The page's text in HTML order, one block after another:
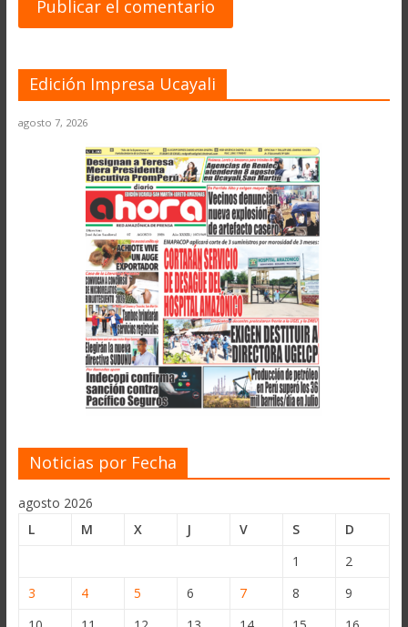
Edición Impresa Ucayali
agosto 7, 2026
Noticias por Fecha
agosto 2026
L
M X J V S
D
1
2
3
4 5 6 7 8
9